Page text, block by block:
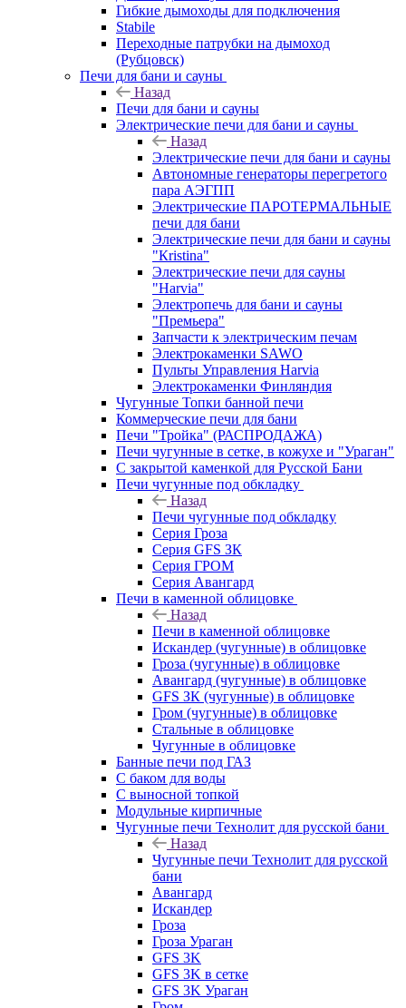
Гибкие дымоходы для подключения
Stabile
Переходные патрубки на дымоход
(Рубцовск)
Печи для бани и сауны
Назад
Печи для бани и сауны
Электрические печи для бани и сауны
Назад
Электрические печи для бани и сауны
Автономные генераторы перегретого
пара АЭГПП
Электрические ПАРОТЕРМАЛЬНЫЕ
печи для бани
Электрические печи для бани и сауны
"Кristina"
Электрические печи для сауны
"Harvia"
Электропечь для бани и сауны
"Премьера"
Запчасти к электрическим печам
Электрокаменки SAWO
Пульты Управления Harvia
Электрокаменки Финляндия
Чугунные Топки банной печи
Коммерческие печи для бани
Печи "Тройка" (РАСПРОДАЖА)
Печи чугунные в сетке, в кожухе и "Ураган"
С закрытой каменкой для Русской Бани
Печи чугунные под обкладку
Назад
Печи чугунные под обкладку
Серия Гроза
Серия GFS ЗК
Серия ГРОМ
Серия Авангард
Печи в каменной облицовке
Назад
Печи в каменной облицовке
Искандер (чугунные) в облицовке
Гроза (чугунные) в облицовке
Авангард (чугунные) в облицовке
GFS ЗК (чугунные) в облицовке
Гром (чугунные) в облицовке
Стальные в облицовке
Чугунные в облицовке
Банные печи под ГАЗ
С баком для воды
С выносной топкой
Модульные кирпичные
Чугунные печи Технолит для русской бани
Назад
Чугунные печи Технолит для русской
бани
Авангард
Искандер
Гроза
Гроза Ураган
GFS 3K
GFS 3K в сетке
GFS 3K Ураган